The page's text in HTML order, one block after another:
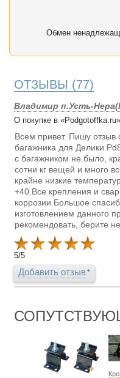
Обмен
ОТЗЫВЫ (77)
Владимир п.Усть-
О покупке в «Podgotoffka.ru»
Всем привет. Пишу отзыв
багажника для Делики
с багажником не было,
сотни кг вещей и много
крайне низкие
+40.Все крепления и
коррозии.Большое
изготовлением данного
рекомендовать, берите
5/5
Добавить отзыв